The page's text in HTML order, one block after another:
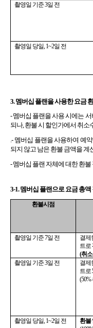
촬영일 기준 3일 전
촬영일 당일, 1~2일 전
3. 멤버십 플랜을 사용한 요금
- 멤버십 플랜을 사용 시에는 서
되나, 환불 시 할인가에서 취
- 멤버십 플랜을 사용하여 예
되지 않고 남은 환불 금액을 계
- 멤버십 플랜 자체에 대한 환
3-1. 멤버십 플랜으로 요금 총액
환불시점
촬영일 기준 7일 전
결제
트로
(취
촬영일 기준 3일 전
결제
트로
촬영일 당일, 1~2일 전
환불